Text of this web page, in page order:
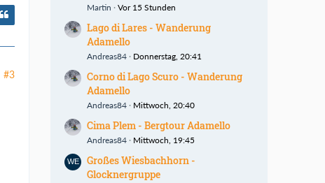
#3
Martin Vor 15 Stunden
Lago di Lares - Wanderung
Adamello
Andreas84 Donnerstag, 20:41
Corno di Lago Scuro - Wanderung
Adamello
Andreas84 Mittwoch, 20:40
Cima Plem - Bergtour Adamello
Andreas84 Mittwoch, 19:45
Großes Wiesbachhorn -
Glocknergruppe